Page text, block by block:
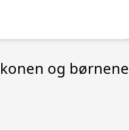
og børnene